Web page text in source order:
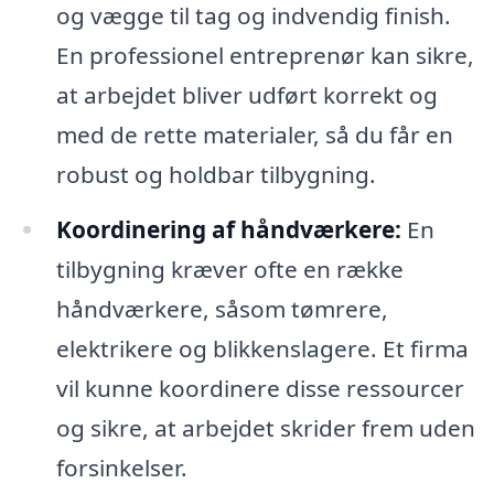
og vægge til tag og indvendig finish.
En professionel entreprenør kan sikre,
at arbejdet bliver udført korrekt og
med de rette materialer, så du får en
robust og holdbar tilbygning.
Koordinering af håndværkere: En
tilbygning kræver ofte en række
håndværkere, såsom tømrere,
elektrikere og blikkenslagere. Et firma
vil kunne koordinere disse ressourcer
og sikre, at arbejdet skrider frem uden
forsinkelser.